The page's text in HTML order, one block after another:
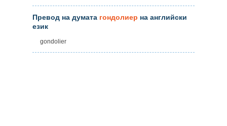
Превод на думата гондолиер на английски
език
gondolier